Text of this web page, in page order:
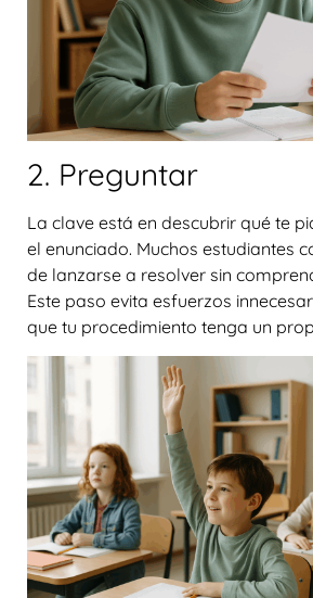
2. Preguntar
La clave está en descubrir qué te
el enunciado. Muchos estudiantes
de lanzarse a resolver sin
Este paso evita esfuerzos
que tu procedimiento tenga un